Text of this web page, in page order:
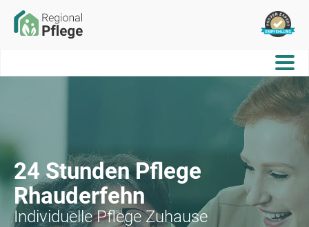
24 Stunden Pflege
Rhauderfehn
Individuelle Pflege Zuhause